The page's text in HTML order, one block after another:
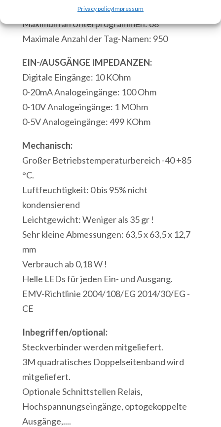
Privacy policyImpressum
Eingänge
Serielle
Schnittstelle
RS232
Modbus/ASCII
1
USB-
Anschluss
Menge
Maximale Anzahl der Befehlsblöcke: 4000
Maximum an Unterprogrammen: 68
Maximale Anzahl der Tag-Namen: 950
EIN-/AUSGÄNGE IMPEDANZEN:
Digitale Eingänge: 10 KOhm
0-20mA Analogeingänge: 100 Ohm
0-10V Analogeingänge: 1 MOhm
0-5V Analogeingänge: 499 KOhm
Mechanisch:
Großer Betriebstemperaturbereich -40 +85
°C.
Luftfeuchtigkeit: 0 bis 95% nicht
kondensierend
Leichtgewicht: Weniger als 35 gr !
Sehr kleine Abmessungen: 63,5 x 63,5 x 12,7
mm
Verbrauch ab 0,18 W !
Helle LEDs für jeden Ein- und Ausgang.
EMV-Richtlinie 2004/108/EG 2014/30/EG -
CE
Inbegriffen/optional:
Steckverbinder werden mitgeliefert.
3M quadratisches Doppelseitenband wird
mitgeliefert.
Optionale Schnittstellen Relais,
Hochspannungseingänge, optogekoppelte
Ausgänge,....